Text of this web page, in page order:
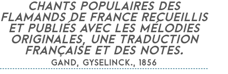
CHANTS POPULAIRES DES
FLAMANDS DE FRANCE RECUEILLIS
ET PUBLIÉS AVEC LES MÉLODIES
ORIGINALES, UNE TRADUCTION
FRANÇAISE ET DES NOTES.
GAND, GYSELINCK., 1856